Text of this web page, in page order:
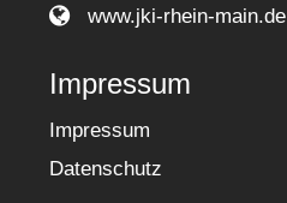
www.jki-rhein-main.de
Impressum
Impressum
Datenschutz